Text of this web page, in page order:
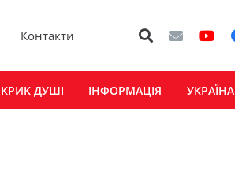
Контакти
КРИК ДУШІ ІНФОРМАЦІЯ УКРАЇНА